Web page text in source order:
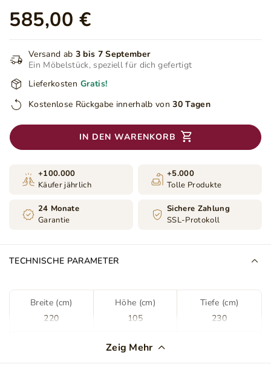
585,00 €
Versand ab 3 bis 7 September
Ein Möbelstück, speziell für dich gefertigt
Lieferkosten Gratis!
Kostenlose Rückgabe innerhalb von 30 Tagen
IN DEN WARENKORB
+100.000
Käufer jährlich
+5.000
Tolle Produkte
24 Monate
Garantie
Sichere Zahlung
SSL-Protokoll
TECHNISCHE PARAMETER
Breite (cm)
220
Höhe (cm)
105
Tiefe (cm)
230
Braun
Zeig Mehr